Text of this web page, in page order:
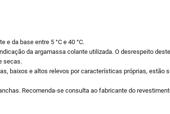
e da base entre 5 °C e 40 °C.
da argamassa colante utilizada. O desrespeito
secas.
baixos e altos relevos por características próprias,
Recomenda-se consulta ao fabricante do